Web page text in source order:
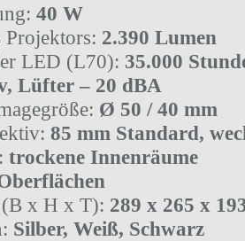
40 W
2.390 Lumen
LED (L70): 35.000
Lüfter – 20 dBA
Ø 50 / 40 mm
85 mm Standard,
trockene Innenräume
(B x H x T): 289 x 265 x
Silber, Weiß, Schwarz